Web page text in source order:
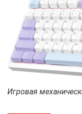
Игровая